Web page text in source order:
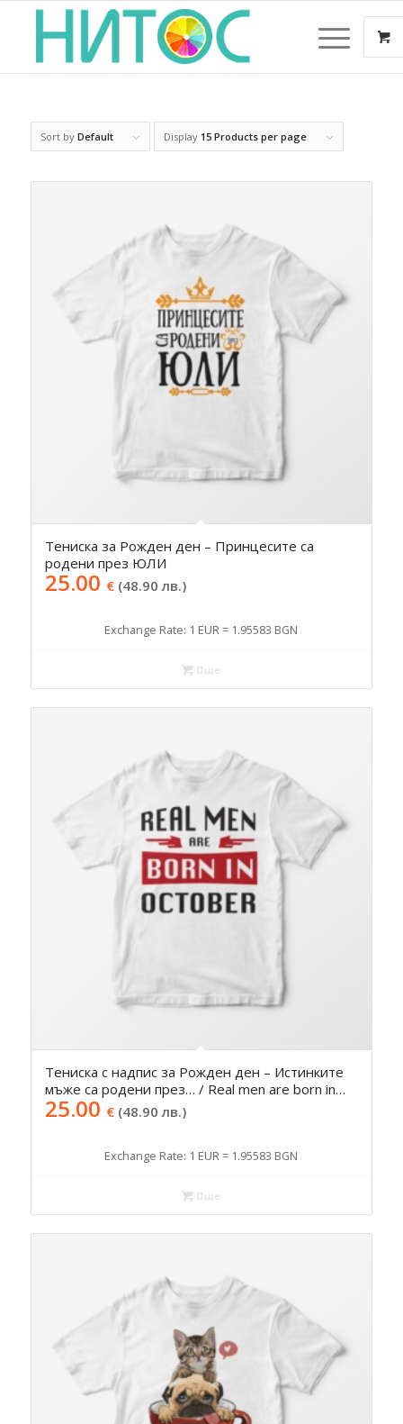
Sort by Default Display 15 Products per page
Тениска за Рожден ден – Принцесите са
родени през ЮЛИ
25.00€(48.90 лв.)
Exchange Rate: 1 EUR = 1.95583 BGN
Още
Тениска с надпис за Рожден ден – Истинките
мъже са родени през… / Real men are born in…
25.00 €(48.90 лв.)
Exchange Rate: 1 EUR = 1.95583 BGN
Още